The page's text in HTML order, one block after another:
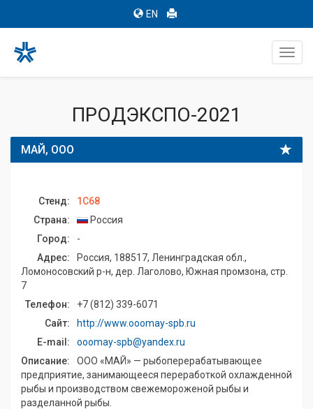
EN
ПРОДЭКСПО-2021
МАЙ, ООО
Стенд:
1C68
Страна:
Россия
Город:
-
Адрес:
Россия, 188517, Ленинградская обл.,
Ломоносовский р-н, дер. Лаголово, Южная промзона, стр.
7
Телефон:
+7 (812) 339-6071
Сайт:
http://www.ooomay-spb.ru
E-mail:
ooomay-spb@yandex.ru
Описание:
ООО «МАЙ» — рыбоперерабатывающее
предприятие, занимающееся переработкой охлажденной
рыбы и производством свежемороженой рыбы и
разделанной рыбы.